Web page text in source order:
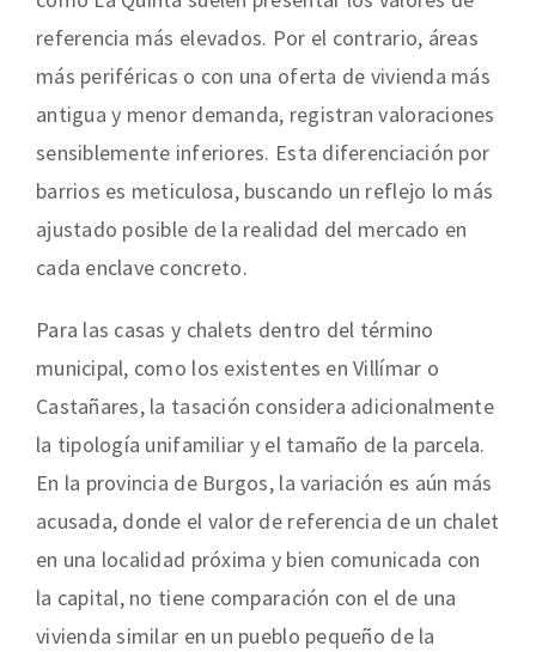
referencia más elevados. Por el contrario, áreas
más periféricas o con una oferta de vivienda más
antigua y menor demanda, registran valoraciones
sensiblemente inferiores. Esta diferenciación por
barrios es meticulosa, buscando un reflejo lo más
ajustado posible de la realidad del mercado en
cada enclave concreto.
Para las casas y chalets dentro del término
municipal, como los existentes en Villímar o
Castañares, la tasación considera adicionalmente
la tipología unifamiliar y el tamaño de la parcela.
En la provincia de Burgos, la variación es aún más
acusada, donde el valor de referencia de un chalet
en una localidad próxima y bien comunicada con
la capital, no tiene comparación con el de una
vivienda similar en un pueblo pequeño de la